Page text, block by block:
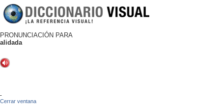
PRONUNCIACIÓN PARA
alidada
-
Cerrar ventana